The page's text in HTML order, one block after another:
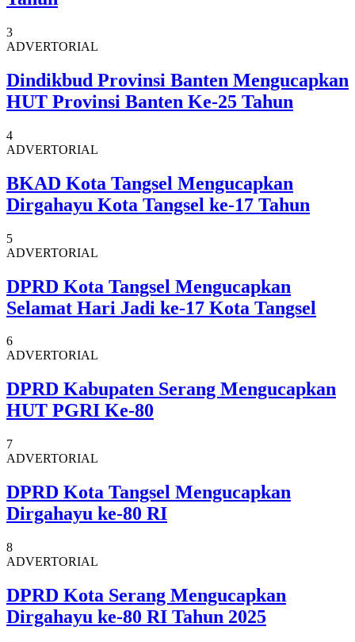
3
ADVERTORIAL
Dindikbud Provinsi Banten Mengucapkan
HUT Provinsi Banten Ke-25 Tahun
4
ADVERTORIAL
BKAD Kota Tangsel Mengucapkan
Dirgahayu Kota Tangsel ke-17 Tahun
5
ADVERTORIAL
DPRD Kota Tangsel Mengucapkan
Selamat Hari Jadi ke-17 Kota Tangsel
6
ADVERTORIAL
DPRD Kabupaten Serang Mengucapkan
HUT PGRI Ke-80
7
ADVERTORIAL
DPRD Kota Tangsel Mengucapkan
Dirgahayu ke-80 RI
8
ADVERTORIAL
DPRD Kota Serang Mengucapkan
Dirgahayu ke-80 RI Tahun 2025